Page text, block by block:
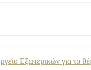
Εξωτερικών για το